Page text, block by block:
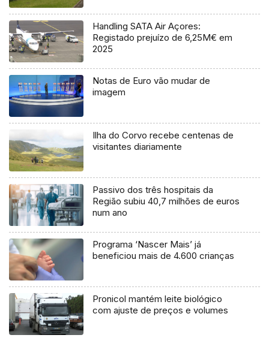
Handling SATA Air Açores:
Registado prejuízo de 6,25M€ em
2025
Notas de Euro vão mudar de
imagem
Ilha do Corvo recebe centenas de
visitantes diariamente
Passivo dos três hospitais da
Região subiu 40,7 milhões de euros
num ano
Programa ‘Nascer Mais’ já
beneficiou mais de 4.600 crianças
Pronicol mantém leite biológico
com ajuste de preços e volumes